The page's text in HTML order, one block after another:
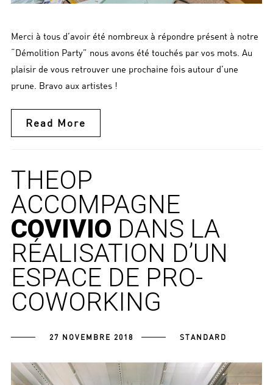
Merci à tous d’avoir été nombreux à répondre présent à notre
“Démolition Party” nous avons été touchés par vos mots. Au
plaisir de vous retrouver une prochaine fois autour d’une
prune. Bravo aux artistes !
Read More
THEOP
ACCOMPAGNE
COVIVIO DANS LA
RÉALISATION D’UN
ESPACE DE PRO-
COWORKING
27 NOVEMBRE 2018 STANDARD